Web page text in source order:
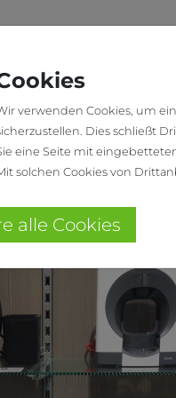
verwenden Cookies, um
Dies schließt
eine Seite mit
solchen Cookies von
alle Cookies